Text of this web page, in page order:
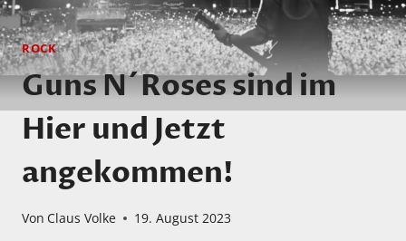
ROCK
Guns N´Roses sind im
Hier und Jetzt
angekommen!
Von Claus Volke 19. August 2023